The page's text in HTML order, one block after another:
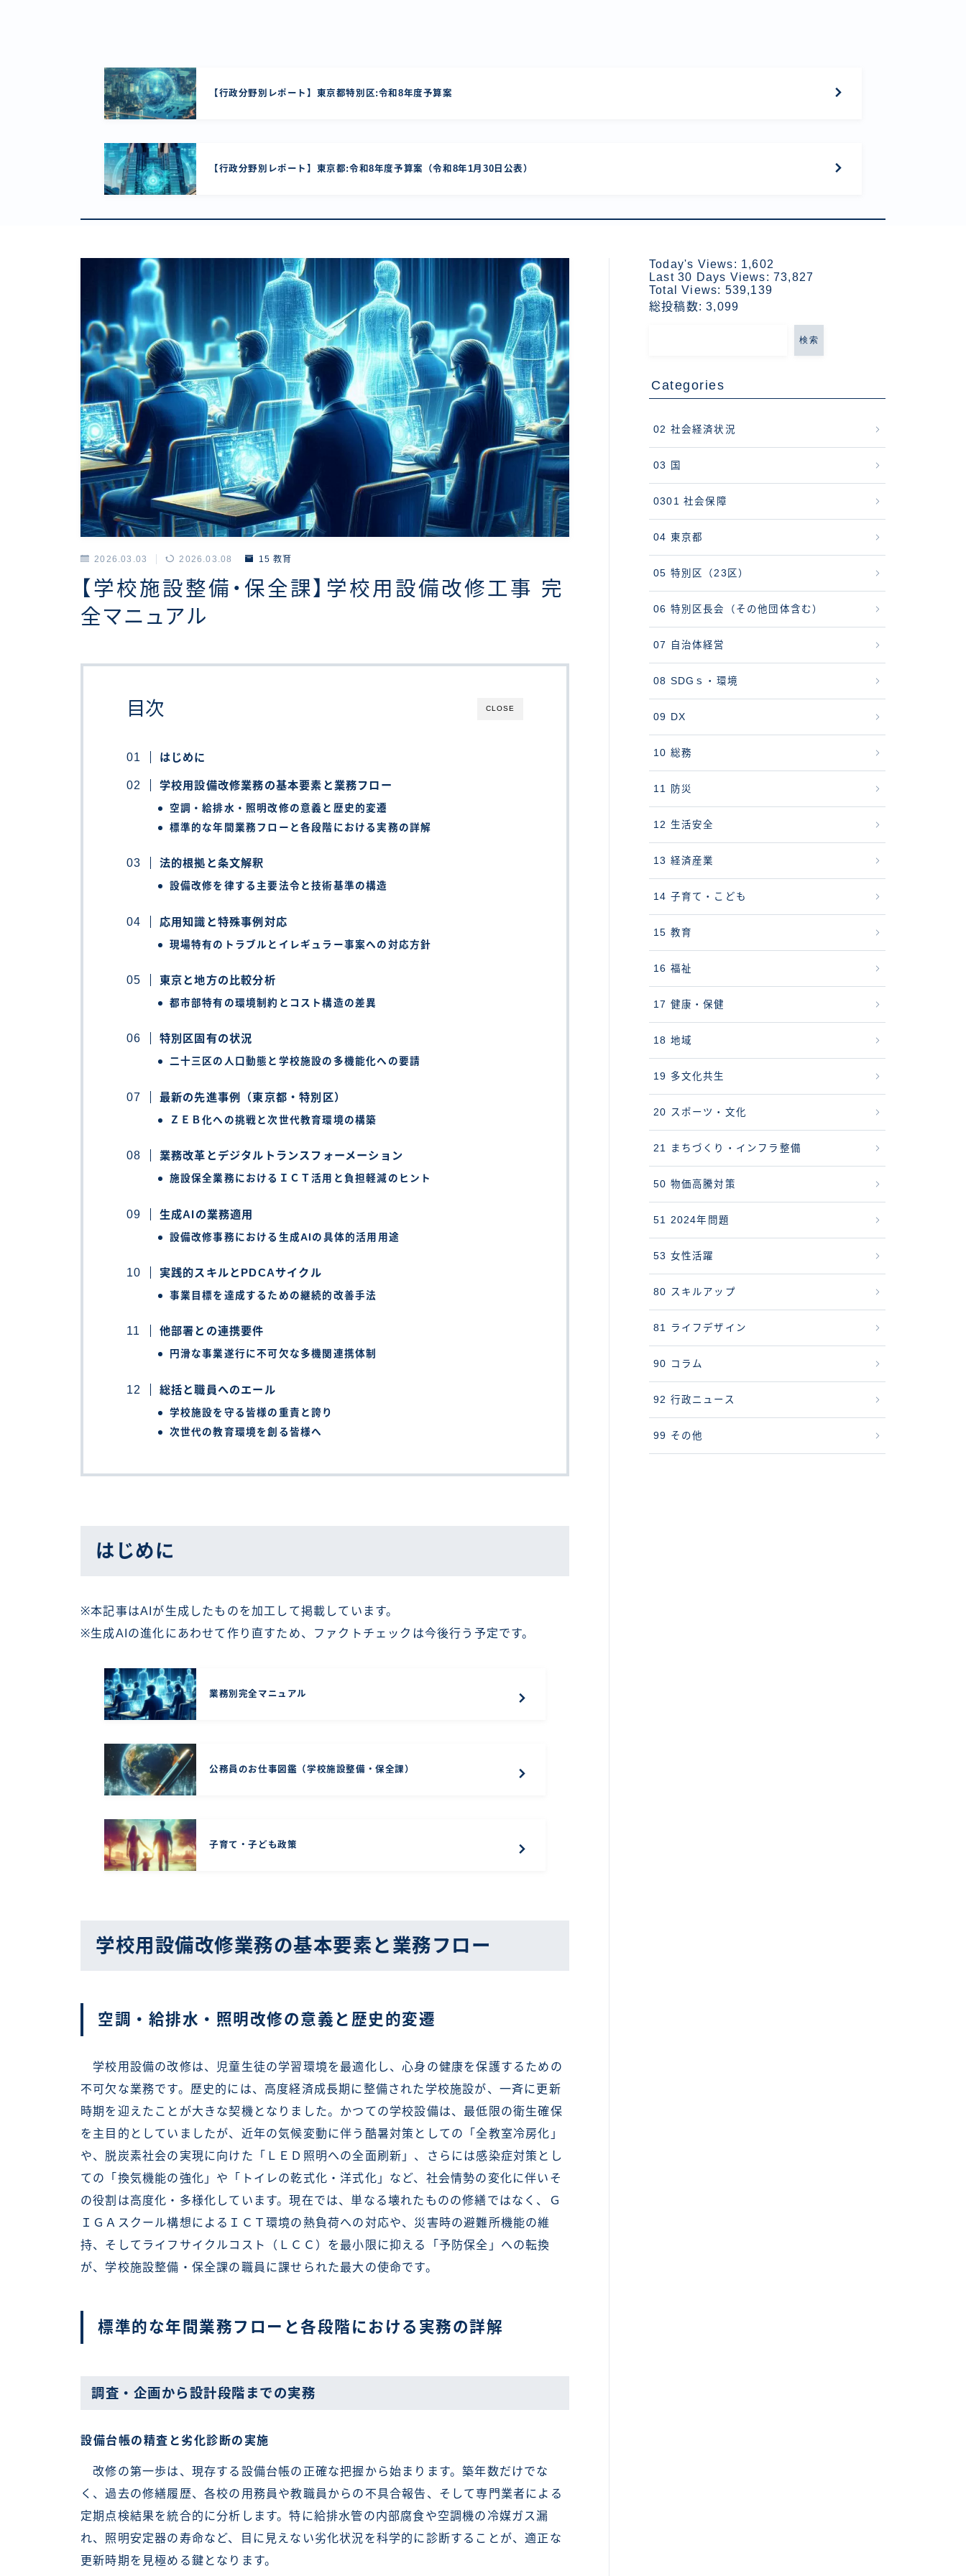
【行政分野別レポート】東京都特別区:令和8年度予算案
【行政分野別レポート】東京都:令和8年度予算案（令和8年1月30日公表）
2026.03.03 2026.03.08 15 教育
【学校施設整備・保全課】学校用設備改修工事 完
全マニュアル
CLOSE
目次
はじめに
学校用設備改修業務の基本要素と業務フロー
空調・給排水・照明改修の意義と歴史的変遷
標準的な年間業務フローと各段階における実務の詳解
法的根拠と条文解釈
設備改修を律する主要法令と技術基準の構造
応用知識と特殊事例対応
現場特有のトラブルとイレギュラー事案への対応方針
東京と地方の比較分析
都市部特有の環境制約とコスト構造の差異
特別区固有の状況
二十三区の人口動態と学校施設の多機能化への要請
最新の先進事例（東京都・特別区）
ＺＥＢ化への挑戦と次世代教育環境の構築
業務改革とデジタルトランスフォーメーション
施設保全業務におけるＩＣＴ活用と負担軽減のヒント
生成AIの業務適用
設備改修事務における生成AIの具体的活用用途
実践的スキルとPDCAサイクル
事業目標を達成するための継続的改善手法
他部署との連携要件
円滑な事業遂行に不可欠な多機関連携体制
総括と職員へのエール
学校施設を守る皆様の重責と誇り
次世代の教育環境を創る皆様へ
はじめに
※本記事はAIが生成したものを加工して掲載しています。
※生成AIの進化にあわせて作り直すため、ファクトチェックは今後行う予定です。
業務別完全マニュアル
公務員のお仕事図鑑（学校施設整備・保全課）
子育て・子ども政策
学校用設備改修業務の基本要素と業務フロー
空調・給排水・照明改修の意義と歴史的変遷
学校用設備の改修は、児童生徒の学習環境を最適化し、心身の健康を保護するための
不可欠な業務です。歴史的には、高度経済成長期に整備された学校施設が、一斉に更新
時期を迎えたことが大きな契機となりました。かつての学校設備は、最低限の衛生確保
を主目的としていましたが、近年の気候変動に伴う酷暑対策としての「全教室冷房化」
や、脱炭素社会の実現に向けた「ＬＥＤ照明への全面刷新」、さらには感染症対策とし
ての「換気機能の強化」や「トイレの乾式化・洋式化」など、社会情勢の変化に伴いそ
の役割は高度化・多様化しています。現在では、単なる壊れたものの修繕ではなく、Ｇ
ＩＧＡスクール構想によるＩＣＴ環境の熱負荷への対応や、災害時の避難所機能の維
持、そしてライフサイクルコスト（ＬＣＣ）を最小限に抑える「予防保全」への転換
が、学校施設整備・保全課の職員に課せられた最大の使命です。
標準的な年間業務フローと各段階における実務の詳解
調査・企画から設計段階までの実務
設備台帳の精査と劣化診断の実施
改修の第一歩は、現存する設備台帳の正確な把握から始まります。築年数だけでな
く、過去の修繕履歴、各校の用務員や教職員からの不具合報告、そして専門業者による
定期点検結果を統合的に分析します。特に給排水管の内部腐食や空調機の冷媒ガス漏
れ、照明安定器の寿命など、目に見えない劣化状況を科学的に診断することが、適正な
更新時期を見極める鍵となります。
Today's Views: 1,602
Last 30 Days Views: 73,827
Total Views: 539,139
総投稿数:3,099
検索
Categories
02 社会経済状況
03 国
0301 社会保障
04 東京都
05 特別区（23区）
06 特別区長会（その他団体含む）
07 自治体経営
08 SDGｓ・環境
09 DX
10 総務
11 防災
12 生活安全
13 経済産業
14 子育て・こども
15 教育
16 福祉
17 健康・保健
18 地域
19 多文化共生
20 スポーツ・文化
21 まちづくり・インフラ整備
50 物価高騰対策
51 2024年問題
53 女性活躍
80 スキルアップ
81 ライフデザイン
90 コラム
92 行政ニュース
99 その他